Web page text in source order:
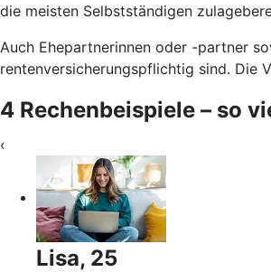
die meisten Selbstständigen
Auch Ehepartnerinnen oder -partner
rentenversicherungspflichtig sind. Die
4 Rechenbeispiele – so
‹
Lisa, 25